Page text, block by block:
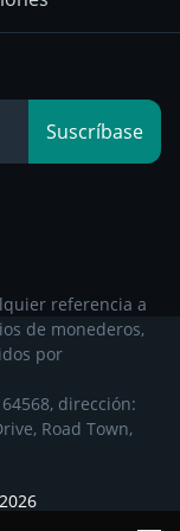
Suscríbase
referencia a
de monederos,
por
dirección:
Road Town,
2026